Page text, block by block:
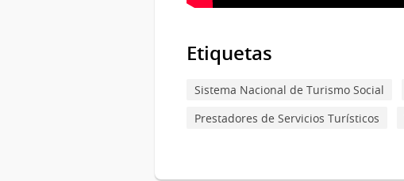
Etiquetas
Sistema Nacional de Turismo Social
Prestadores de Servicios Turísticos